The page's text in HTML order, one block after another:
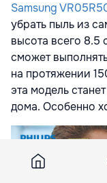
Samsung
убрать пыль из
высота всего 8.5
сможет
на протяжении
эта модель
дома. Особенно